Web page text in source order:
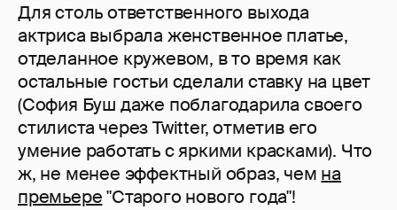
Для столь ответственного выхода
актриса выбрала женственное платье,
отделанное кружевом, в то время как
остальные гостьи сделали ставку на цвет
(София Буш даже поблагодарила своего
стилиста через Twitter, отметив его
умение работать с яркими красками). Что
ж, не менее эффектный образ, чем на
премьере"Старого нового года"!